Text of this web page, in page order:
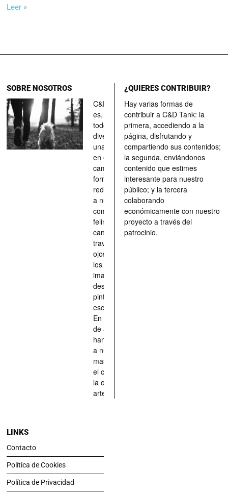
Leer »
SOBRE NOSOTROS
C&D Tank
es, ante
todo, un
divertimento,
una parada
en el
camino, una
forma de
redescubrir
a nuestros
compañeros
felinos y
caninos a
través de los
ojos quienes
los han
imaginado,
descrito,
pintado,
esculpido...
En definitiva,
de aquellos
han situado
a nuestras
mascotas en
el centro de
la obra de
arte.
¿QUIERES CONTRIBUIR?
Hay varias formas de
contribuir a C&D Tank: la
primera, accediendo a la
página, disfrutando y
compartiendo sus contenidos;
la segunda, enviándonos
contenido que estimes
interesante para nuestro
público; y la tercera
colaborando
económicamente con nuestro
proyecto a través del
patrocinio.
LINKS
Contacto
Política de Cookies
Política de Privacidad